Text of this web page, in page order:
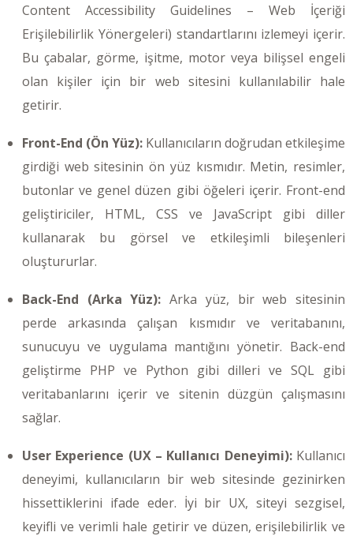
Content Accessibility Guidelines – Web İçeriği
Erişilebilirlik Yönergeleri) standartlarını izlemeyi içerir.
Bu çabalar, görme, işitme, motor veya bilişsel engeli
olan kişiler için bir web sitesini kullanılabilir hale
getirir.
Front-End (Ön Yüz): Kullanıcıların doğrudan etkileşime
girdiği web sitesinin ön yüz kısmıdır. Metin, resimler,
butonlar ve genel düzen gibi öğeleri içerir. Front-end
geliştiriciler, HTML, CSS ve JavaScript gibi diller
kullanarak bu görsel ve etkileşimli bileşenleri
oluştururlar.
Back-End (Arka Yüz):Arka yüz, bir web sitesinin
perde arkasında çalışan kısmıdır ve veritabanını,
sunucuyu ve uygulama mantığını yönetir. Back-end
geliştirme PHP ve Python gibi dilleri ve SQL gibi
veritabanlarını içerir ve sitenin düzgün çalışmasını
sağlar.
User Experience (UX – Kullanıcı Deneyimi): Kullanıcı
deneyimi, kullanıcıların bir web sitesinde gezinirken
hissettiklerini ifade eder. İyi bir UX, siteyi sezgisel,
keyifli ve verimli hale getirir ve düzen, erişilebilirlik ve